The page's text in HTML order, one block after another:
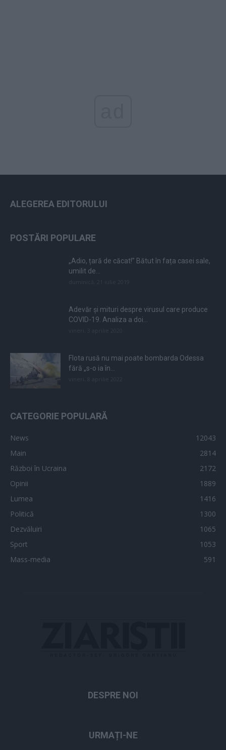
ALEGEREA EDITORULUI
POSTĂRI POPULARE
„Adio, țară de căcat!” Bătut în fața casei sale,
umilit de...
Adevăr și mituri despre virusul care produce
COVID-19. Analiza a doi...
Flota rusă nu mai poate bombarda Odessa
fără „s-o ia în...
CATEGORIE POPULARĂ
News
12043
Main
2814
Război în Ucraina
2172
Opinii
1889
Lumea
1416
Politică
1300
Dezvăluiri
1065
Sport
1053
Mass-media
591
DESPRE NOI
URMAȚI-NE